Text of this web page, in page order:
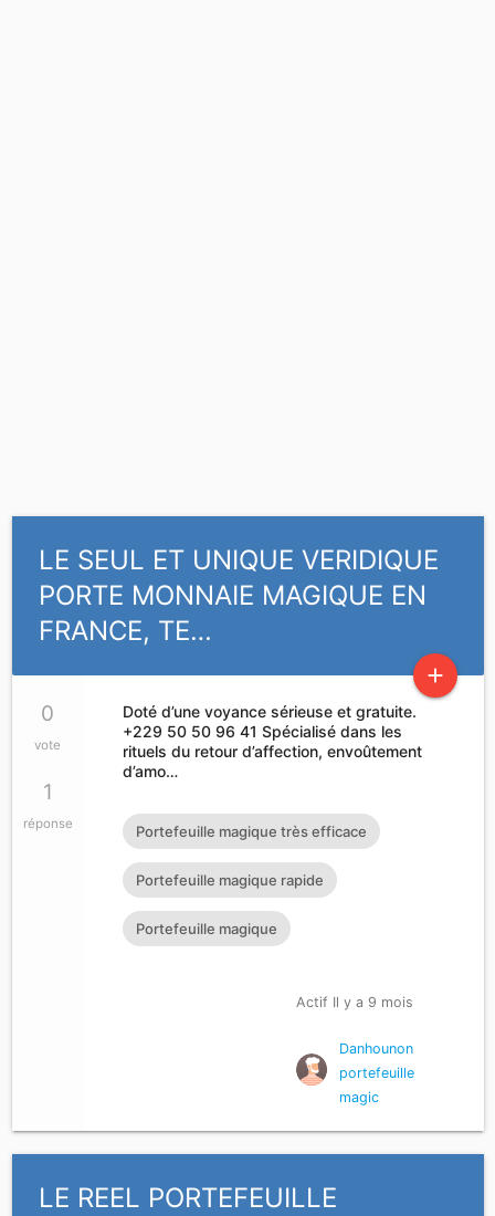
LE SEUL ET UNIQUE VERIDIQUE
PORTE MONNAIE MAGIQUE EN
FRANCE, TE…
add
0
vote
1
réponse
Doté d’une voyance sérieuse et gratuite.
+229 50 50 96 41 Spécialisé dans les
rituels du retour d’affection, envoûtement
d’amo…
Portefeuille magique très efficace
Portefeuille magique rapide
Portefeuille magique
Actif Il y a 9 mois
Danhounon
portefeuille
magic
LE REEL PORTEFEUILLE